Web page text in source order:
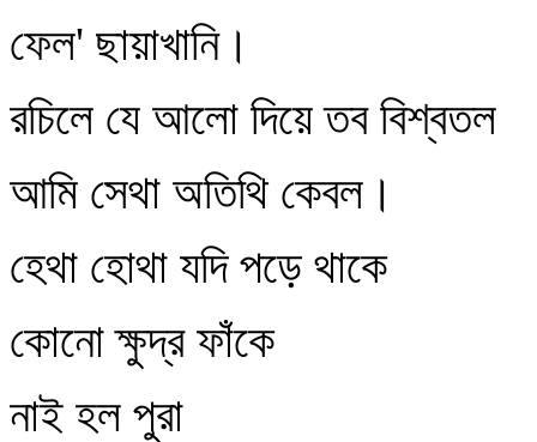
ফেল' ছায়াখানি।
রচিলে যে আলো দিয়ে তব বিশ্বতল
আমি সেথা অতিথি কেবল।
হেথা হোথা যদি পড়ে থাকে
কোনো ক্ষুদ্র ফাঁকে
নাই হল পুরা